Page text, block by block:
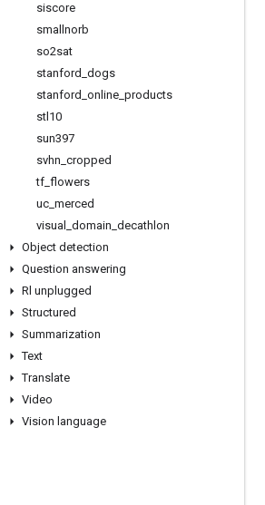
siscore
smallnorb
so2sat
stanford dogs
stanford online products
stl10
sun397
svhn cropped
tf flowers
uc merced
visual
domain decathlon
Object detection
Question answering
Rl unplugged
Structured
Summarization
Text
Translate
Video
Vision language